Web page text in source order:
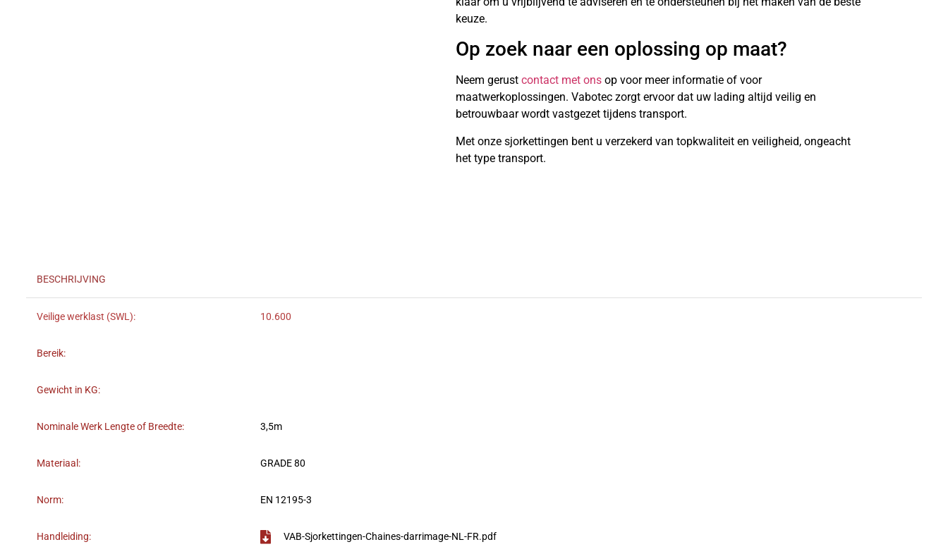
keuze.
Op zoek naar een oplossing op maat?
Neem gerust contact met ons op voor meer informatie of voor
maatwerkoplossingen. Vabotec zorgt ervoor dat uw lading altijd veilig en
betrouwbaar wordt vastgezet tijdens transport.
Met onze sjorkettingen bent u verzekerd van topkwaliteit en veiligheid, ongeacht
het type transport.
BESCHRIJVING
Veilige werklast (SWL): 10.600
Bereik:
Gewicht in KG:
Nominale Werk Lengte of Breedte: 3,5m
Materiaal: GRADE 80
Norm: EN 12195-3
Handleiding: VAB-Sjorkettingen-Chaines-darrimage-NL-FR.pdf